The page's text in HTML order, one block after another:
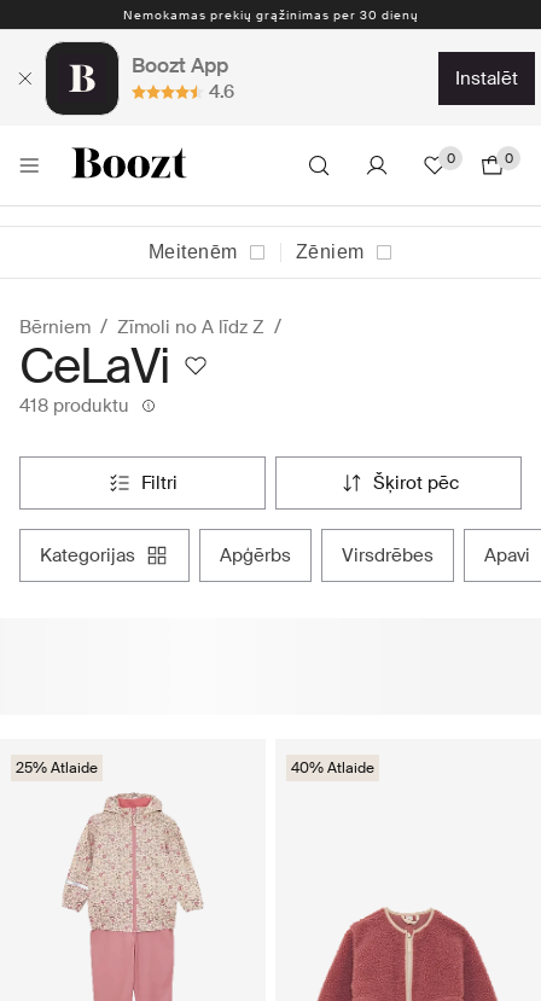
Nemokamas prekių grąžinimas per 30 dienų
Boozt App
4.6
instalēt
0 0
Meitenēm Zēniem
Bērniem Zīmoli no A līdz Z
CeLaVi
418 produktu
filtri šķirot pēc
kategorijas apģērbs virsdrēbes apavi
25% Atlaide 40% Atlaide